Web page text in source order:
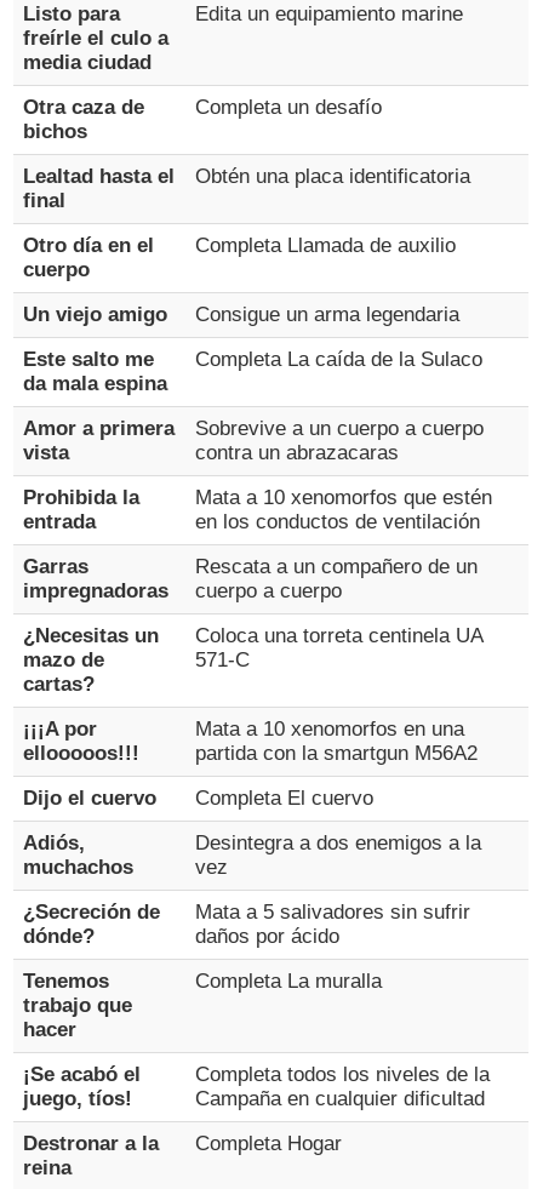
Listo para
freírle el culo a
media ciudad
Edita un equipamiento marine
Otra caza de
bichos
Completa un desafío
Lealtad hasta el
final
Obtén una placa identificatoria
Otro día en el
cuerpo
Completa Llamada de auxilio
Un viejo amigo
Consigue un arma legendaria
Este salto me
da mala espina
Completa La caída de la Sulaco
Amor a primera
vista
Sobrevive a un cuerpo a cuerpo
contra un abrazacaras
Prohibida la
entrada
Mata a 10 xenomorfos que estén
en los conductos de ventilación
Garras
impregnadoras
Rescata a un compañero de un
cuerpo a cuerpo
¿Necesitas un
mazo de
cartas?
Coloca una torreta centinela UA
571-C
¡¡¡A por
ellooooos!!!
Mata a 10 xenomorfos en una
partida con la smartgun M56A2
Dijo el cuervo
Completa El cuervo
Adiós,
muchachos
Desintegra a dos enemigos a la
vez
¿Secreción de
dónde?
Mata a 5 salivadores sin sufrir
daños por ácido
Tenemos
trabajo que
hacer
Completa La muralla
¡Se acabó el
juego, tíos!
Completa todos los niveles de la
Campaña en cualquier dificultad
Destronar a la
reina
Completa Hogar